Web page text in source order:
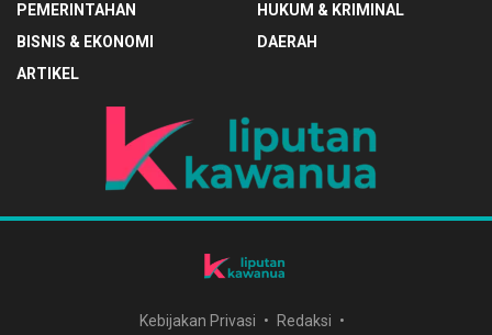
PEMERINTAHAN
HUKUM & KRIMINAL
BISNIS & EKONOMI
DAERAH
ARTIKEL
Kebijakan Privasi Redaksi